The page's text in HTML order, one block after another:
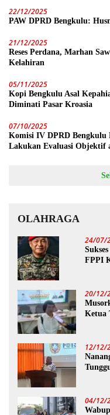
22/12/2025
PAW DPRD Bengkulu:
21/12/2025
Reses Perdana, Marhan
Kelahiran
05/11/2025
Kopi Bengkulu Asal
Diminati Pasar Kroasia
07/10/2025
Komisi IV DPRD Bengkulu
Lakukan Evaluasi Objektif
OLAHRAGA
24/07/
FPPI
20/12/
Ketua
12/12/
04/12/